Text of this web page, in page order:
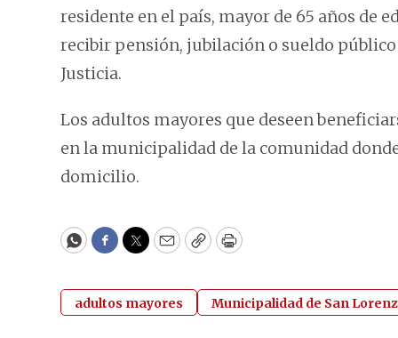
residente en el país, mayor de 65 años de
recibir pensión, jubilación o sueldo
Justicia.
Los adultos mayores que deseen
en la municipalidad de la comunidad
domicilio.
WhatsApp
Facebook
Twitter
EmailCopyPrint
adultos mayores Municipalidad de San